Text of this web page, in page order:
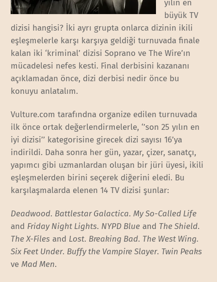
yılın en
büyük TV
dizisi hangisi? İki ayrı grupta onlarca dizinin ikili
eşleşmelerle karşı karşıya geldiği turnuvada finale
kalan iki ‘kriminal’ dizisi Soprano ve The Wire’ın
mücadelesi nefes kesti. Final derbisini kazananı
açıklamadan önce, dizi derbisi nedir önce bu
konuyu anlatalım.
Vulture.com tarafındna organize edilen turnuvada
ilk önce ortak değerlendirmelerle, ‘’son 25 yılın en
iyi dizisi’’ kategorisine girecek dizi sayısı 16’ya
indirildi. Daha sonra her gün, yazar, çizer, sanatçı,
yapımcı gibi uzmanlardan oluşan bir jüri üyesi, ikili
eşleşmelerden birini seçerek diğerini eledi. Bu
karşılaşmalarda elenen 14 TV dizisi şunlar:
Deadwood. Battlestar Galactica.My So-Called Life
and Friday Night Lights. NYPD Blue and The Shield.
The X-Files and Lost. Breaking Bad. The West Wing.
Six Feet Under. Buffy the Vampire Slayer. Twin Peaks
veMad Men.